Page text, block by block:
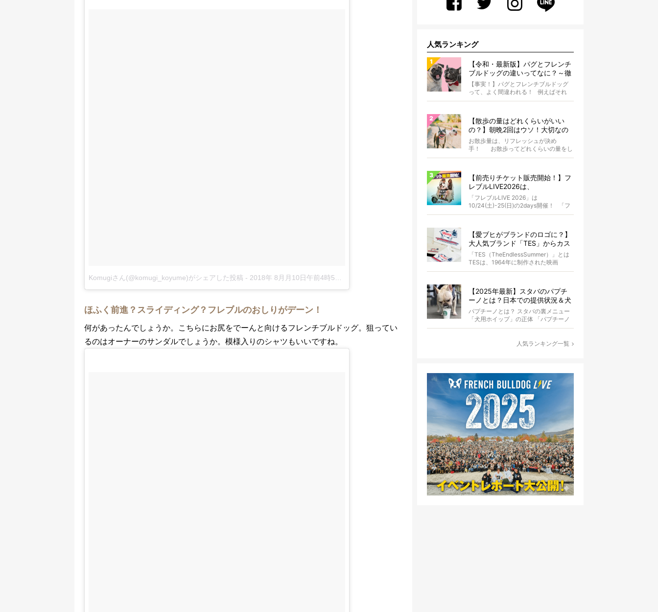
Komugiさん(@komugi_koyume)がシェアした投稿 - 2018年 8月月10日午前4時59分PDT
ほふく前進？スライディング？フレブルのおしりがデーン！
何があったんでしょうか。こちらにお尻をでーんと向けるフレンチブルドッグ。狙ってい
るのはオーナーのサンダルでしょうか。模様入りのシャツもいいですね。
人気ランキング
【令和・最新版】パグとフレンチ
ブルドッグの違いってなに？～徹
底解説～
【事実！】パグとフレンチブルドッグ
って、よく間違われる！ 例えばそれ
は、愛ブヒとのお散歩中。 &...
【散歩の量はどれくらいがいい
の？】朝晩2回はウソ！大切なの
は運動量より「リフレッシュ」〜
お散歩にまつわる疑問FAQつき〜
お散歩量は、リフレッシュが決め
手！ お散歩ってどれくらいの量をし
たらいいのか迷いませんか？ よ...
【前売りチケット販売開始！】フ
レブルLIVE2026は、
10/24(土)-25(日)開催！フレブル
だらけのキャンプ・前夜祭・バス
プランも新登場!?
「フレブルLIVE 2026」は
10/24(土)-25(日)の2days開催！ 「フ
レブルLIV...
【愛ブヒがブランドのロゴに？】
大人気ブランド「TES」からカス
タムオーダーが誕生！
「TES（TheEndlessSummer）」とは
TESは、1964年に制作された映画
『The...
【2025年最新】スタバのパプチ
ーノとは？日本での提供状況＆犬
同伴OK店舗一覧も紹介！
パプチーノとは？ スタバの裏メニュー
「犬用ホイップ」の正体 「パプチーノ
（Puppuccino）」とは、紙コッ...
人気ランキング一覧